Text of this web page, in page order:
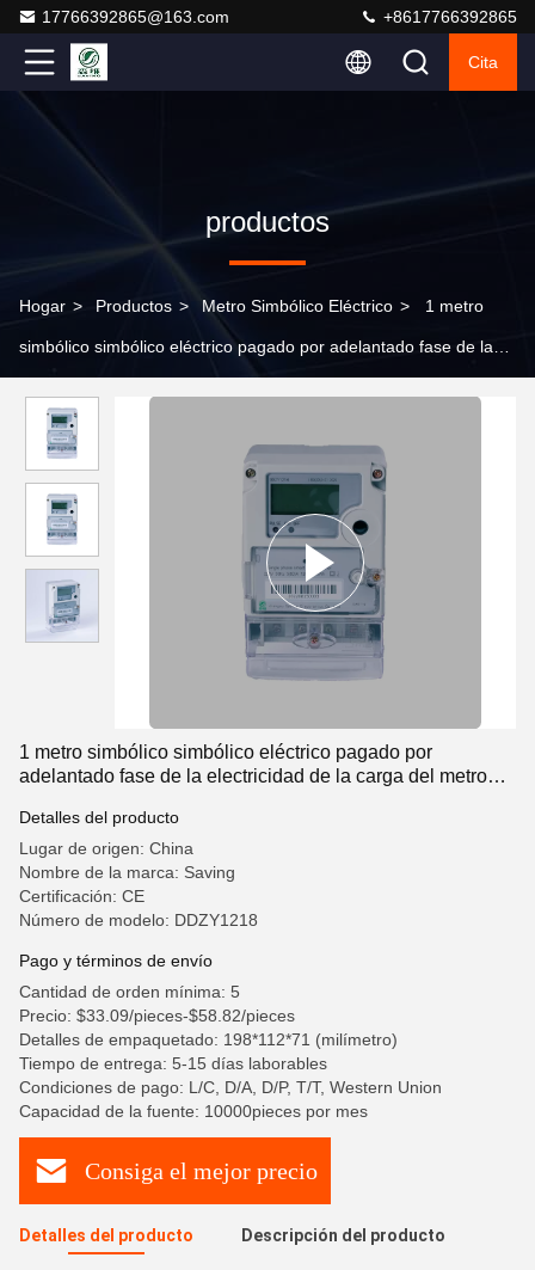
17766392865@163.com +8617766392865
Cita
productos
Hogar > Productos > Metro Simbólico Eléctrico > 1 metro
simbólico simbólico eléctrico pagado por adelantado fase de la
1 metro simbólico simbólico eléctrico pagado por
adelantado fase de la electricidad de la carga del metro
Detalles del producto
Lugar de origen: China
Nombre de la marca: Saving
Certificación: CE
Número de modelo: DDZY1218
Pago y términos de envío
Cantidad de orden mínima: 5
Precio: $33.09/pieces-$58.82/pieces
Detalles de empaquetado: 198*112*71 (milímetro)
Tiempo de entrega: 5-15 días laborables
Condiciones de pago: L/C, D/A, D/P, T/T, Western Union
Capacidad de la fuente: 10000pieces por mes
Consiga el mejor precio
Detalles del producto Descripción del producto